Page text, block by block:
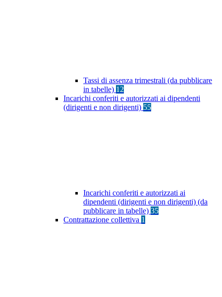
Tassi di assenza trimestrali (da pubblicare
in tabelle) 12
Incarichi conferiti e autorizzati ai dipendenti
(dirigenti e non dirigenti) 55
Incarichi conferiti e autorizzati ai
dipendenti (dirigenti e non dirigenti) (da
pubblicare in tabelle) 35
Contrattazione collettiva 1